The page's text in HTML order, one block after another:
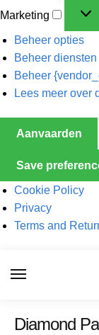
Marketing
Beheer opties
Beheer diensten
Beheer
Lees meer over
Aanvaarden
Save
Cookie Policy
Privacy
Terms and
Diamond